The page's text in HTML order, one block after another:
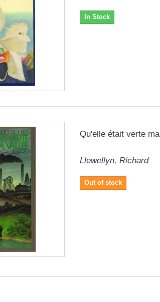
In Stock
Qu'elle était verte
Llewellyn, Richard
Out of stock